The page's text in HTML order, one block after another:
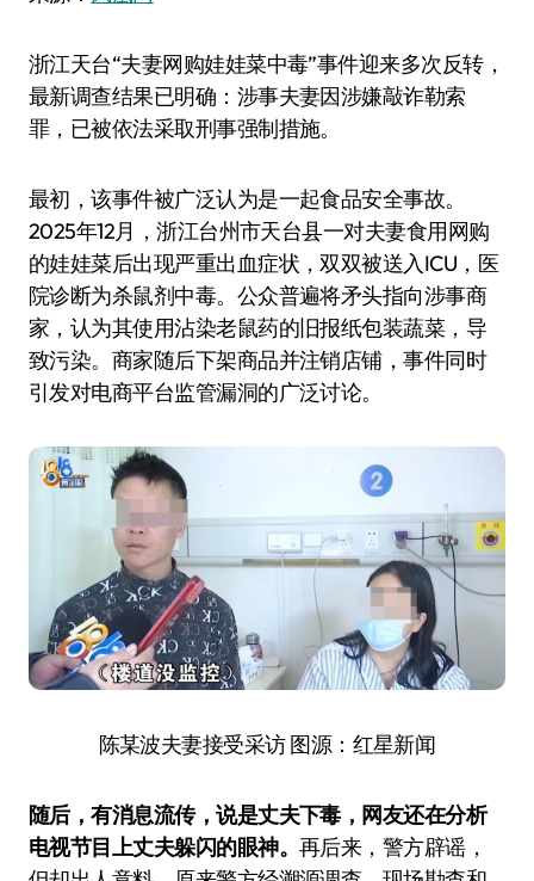
浙江天台“夫妻网购娃娃菜中毒”事件迎来多次反转，
最新调查结果已明确：涉事夫妻因涉嫌敲诈勒索
罪，已被依法采取刑事强制措施‌。
最初，该事件被广泛认为是一起食品安全事故。
2025年12月，浙江台州市天台县一对夫妻食用网购
的娃娃菜后出现严重出血症状，双双被送入ICU，医
院诊断为杀鼠剂中毒。公众普遍将矛头指向涉事商
家，认为其使用沾染老鼠药的旧报纸包装蔬菜，导
致污染。商家随后下架商品并注销店铺，事件同时
引发对电商平台监管漏洞的广泛讨论。
陈某波夫妻接受采访 图源：红星新闻
随后，有消息流传，说是丈夫下毒，网友还在分析
电视节目上丈夫躲闪的眼神。 再后来，警方辟谣，